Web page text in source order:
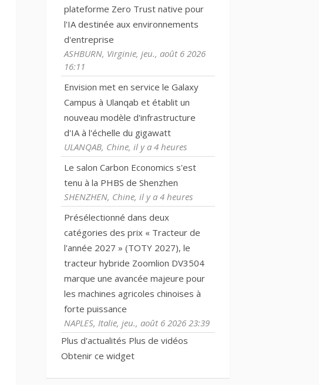
plateforme Zero Trust native pour
l'IA destinée aux environnements
d'entreprise
ASHBURN, Virginie, jeu., août 6 2026
16:11
Envision met en service le Galaxy
Campus à Ulanqab et établit un
nouveau modèle d'infrastructure
d'IA à l'échelle du gigawatt
ULANQAB, Chine, il y a 4 heures
Le salon Carbon Economics s'est
tenu à la PHBS de Shenzhen
SHENZHEN, Chine, il y a 4 heures
Présélectionné dans deux
catégories des prix « Tracteur de
l'année 2027 » (TOTY 2027), le
tracteur hybride Zoomlion DV3504
marque une avancée majeure pour
les machines agricoles chinoises à
forte puissance
NAPLES, Italie, jeu., août 6 2026 23:39
Plus d'actualités Plus de vidéos
Obtenir ce widget